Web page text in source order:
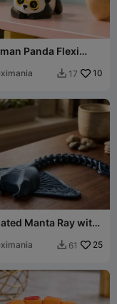
Panda Flexi
 17 10
Manta Ray with
 61 25